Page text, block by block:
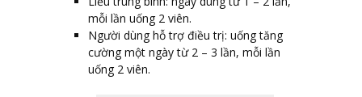
mỗi lần uống 2 viên.
Người dùng hỗ trợ điều trị: uống tăng
cường một ngày từ 2 – 3 lần, mỗi lần
uống 2 viên.